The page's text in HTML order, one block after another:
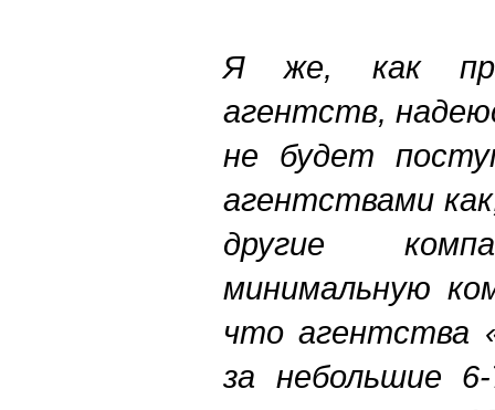
Я же, как
агентств,
не будет
агентствами
другие
минимальную
что агентства
за небольшие